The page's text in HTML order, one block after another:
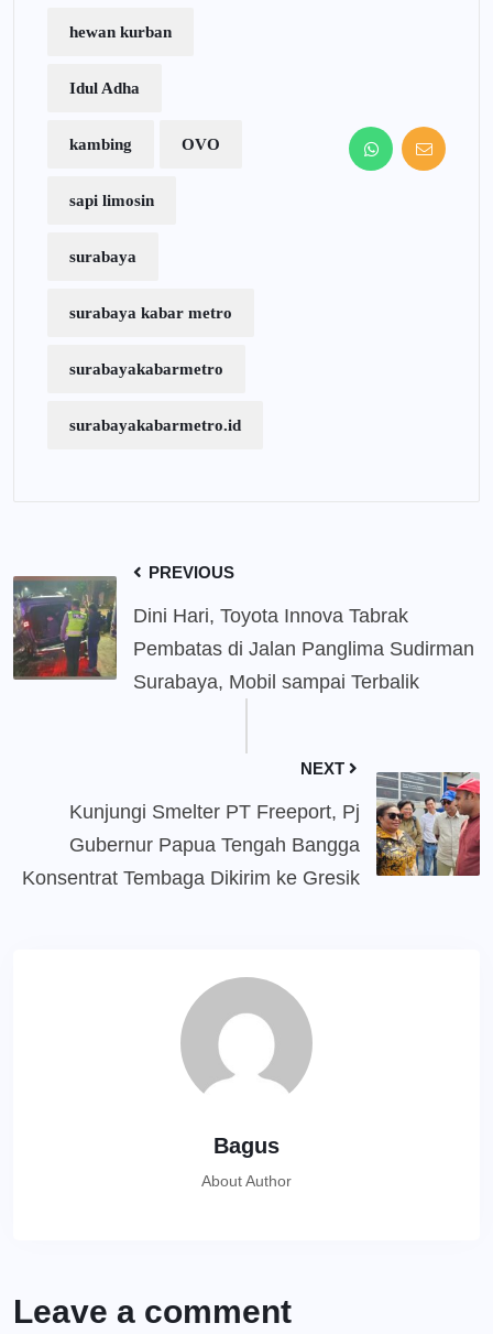
hewan kurban
Idul Adha
kambing OVO
sapi limosin
surabaya
surabaya kabar metro
surabayakabarmetro
surabayakabarmetro.id
PREVIOUS
Dini Hari, Toyota Innova Tabrak
Pembatas di Jalan Panglima Sudirman
Surabaya, Mobil sampai Terbalik
NEXT
Kunjungi Smelter PT Freeport, Pj
Gubernur Papua Tengah Bangga
Konsentrat Tembaga Dikirim ke Gresik
Bagus
About Author
Leave a comment